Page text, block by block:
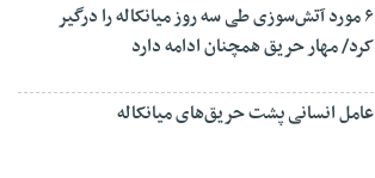
۶ مورد آتش‌سوزی طی سه روز میانکاله را درگیر
کرد/ مهار حریق همچنان ادامه دارد
عامل انسانی پشت حریق‌های میانکاله